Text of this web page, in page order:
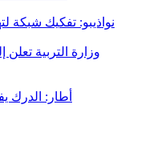
نواذيبو: تفكيك شبكة لتهريب
وزارة التربية
أطار: الدرك